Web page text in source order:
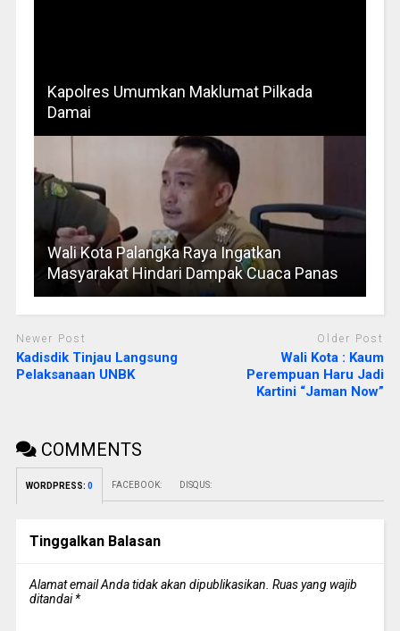
Kapolres Umumkan Maklumat Pilkada
Damai
Wali Kota Palangka Raya Ingatkan
Masyarakat Hindari Dampak Cuaca Panas
Newer Post
Kadisdik Tinjau Langsung
Pelaksanaan UNBK
Older Post
Wali Kota : Kaum
Perempuan Haru Jadi
Kartini “Jaman Now”
COMMENTS
WORDPRESS: 0 FACEBOOK: DISQUS:
Tinggalkan Balasan
Alamat email Anda tidak akan dipublikasikan. Ruas yang wajib
ditandai*